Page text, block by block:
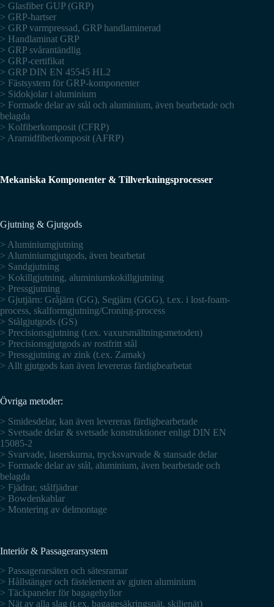
> Glasfiber GUP (GRP)
> GRP-hartser
> GRP varmpressad, GRP handlaminerad
> Handlaminat GRP
> GRP svårantändlig
> GRP-certifikat
> GRP DIN EN 45545 HL2
> Fästsystem för GRP-komponenter
> Sidokjolar i aluminium
> Formade delar av stål och aluminium, även bearbetade och
belagda
> Kolfiberkomposit (CFRP)
> Aramidfiberkomposit (AFRP)
Mekaniska Komponenter & Tillverkningsprocesser
Gjutning & Gjutgods
> Aluminiumgjutning
> Aluminiumgjutgods, även bearbetat
> Sandgjutning
> Kokillgjutning, aluminiumkokillgjutning
> Pressgjutning
> Gjutjärn: Gråjärn (GG), Segjärn (GGG), t.ex. i lost-foam-
process, skalformgjutning/Croning-process
> Stålgjutgods (GS)
> Precisionsgjutning (t.ex. vaxursmältningsmetoden)
> Precisionsgjutgods av rostfritt stål
> Pressgjutning av zink (t.ex. Zamak)
> Allt gjutgods kan även levereras färdigbearbetat
Övriga metoder:
> Smidesdelar, kan även levereras färdigbearbetade
> Svetsade delar & svetsade konstruktioner enligt DIN EN
15085-2
> Svarvade, laserskurna, trycksvarvade & stansade delar
> Formade delar av stål, aluminium, även bearbetade och
belagda
> Fjädrar, stålfjädrar
> Bowdenkablar
> Montering av delmontage
Interiör & Passagerarsystem
> Passagerarsäten och sätesramar
> Hållstänger och fästelement av gjuten aluminium
> Täckpaneler för bagagehyllor
> Nät av alla slag (t.ex. bagagesäkringsnät, skiljenät)